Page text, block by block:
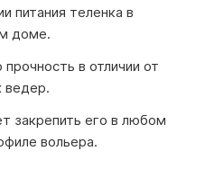
питания теленка в
доме.
в отличии от
ведер.
закрепить его в любом
вольера.